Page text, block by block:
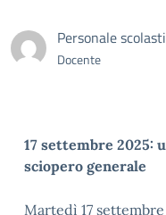
Personale
Docente
17 settembre 2025:
sciopero generale
Martedì 17